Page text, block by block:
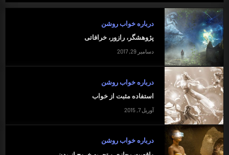
درباره خواب روشن
پژوهشگر، رازور، خرافاتی
دسامبر 29, 2017
درباره خواب روشن
استفاده مثبت از خواب
آوریل 7, 2015
درباره خواب روشن